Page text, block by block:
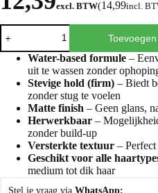
excl. BTW(14,99incl.
Water-based formule –
uit te wassen zonder
Stevige hold (firm) – Biedt
zonder stug te voelen
Matte finish – Geen glans,
Herwerkbaar –
zonder build-up
Versterkte textuur –
Geschikt voor alle
medium tot dik haar
Stel je vraag via WhatsApp: